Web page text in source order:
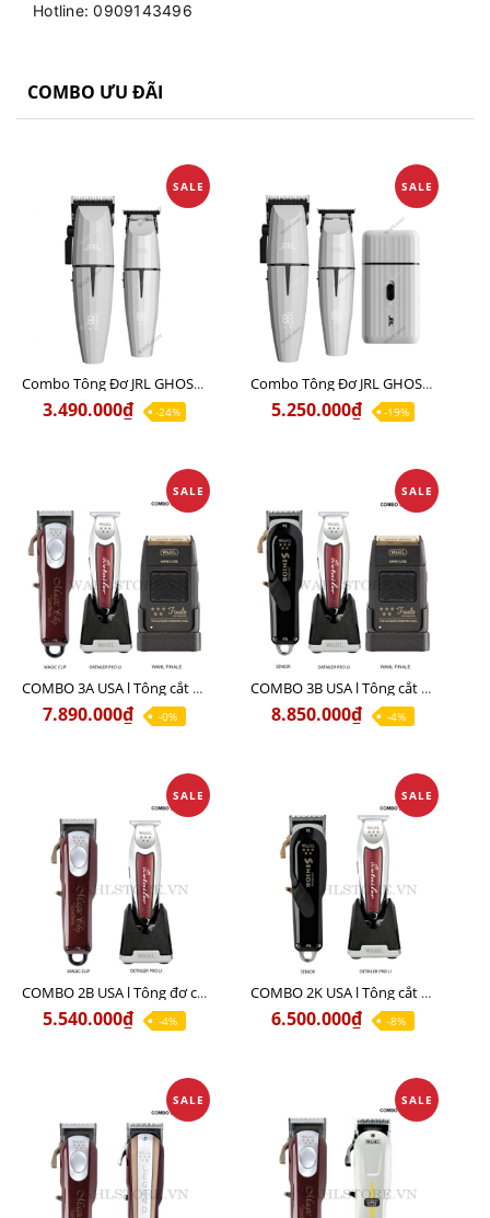
Hotline: 0909143496
COMBO ƯU ĐÃI
SALE
Combo Tông Đơ JRL GHOST 1 Limited Edition Chính Hãng USA
3.490.000₫ -24%
SALE
Combo Tông Đơ JRL GHOST 2 Limited Edition Chính Hãng USA
5.250.000₫ -19%
SALE
COMBO 3A USA l Tông cắt MAGIC + Tông viền DETAILER PRO LI + Cạo khô FINALE
7.890.000₫ -0%
SALE
COMBO 3B USA l Tông cắt SENIOR + Tông viền DETAILER PRO LI + Cạo khô FINALE
8.850.000₫ -4%
SALE
COMBO 2B USA l Tông đơ cắt Magic clip Red + Tông đơ viền Detailer Pro Li
5.540.000₫ -4%
SALE
COMBO 2K USA l Tông cắt SENIOR +Tông viền DETAILER PRO LI
6.500.000₫ -8%
SALE SALE